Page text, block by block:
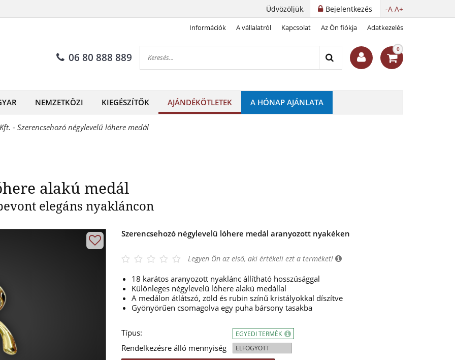
-A A+
Bejelentkezés
Üdvözöljük,
Információk A vállalatról Kapcsolat Az Ön fiókja Adatkezelés
06 80 888 889
0
NEMZETKÖZI KIEGÉSZÍTŐK AJÁNDÉKÖTLETEK A HÓNAP AJÁNLATA
- Szerencsehozó négylevelű lóhere medál
alakú medál
elegáns nyakláncon
Szerencsehozó négylevelű lóhere medál aranyozott nyakéken
Legyen Ön az első, aki értékeli ezt a terméket!
18 karátos aranyozott nyaklánc állítható hosszúsággal
Különleges négylevelű lóhere alakú medállal
A medálon átlátszó, zöld és rubin színű kristályokkal díszítve
Gyönyörűen csomagolva egy puha bársony tasakba
Típus:
Rendelkezésre álló mennyiség
EGYEDI TERMÉK
ELFOGYOTT
négylevelű lóhere alakú medál